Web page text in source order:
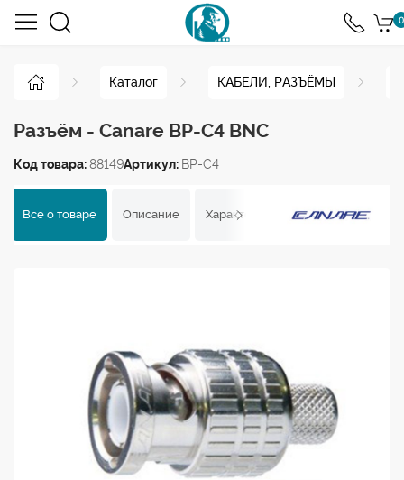
0
Каталог КАБЕЛИ, РАЗЪЁМЫ
Разъём - Canare BP-C4 BNC
Код товара:88149Артикул: BP-C4
Все о товаре Описание Характеристики Отзывы